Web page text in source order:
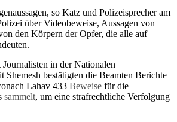
so Katz und Polizeisprecher am
über Videobeweise, Aussagen von
den Körpern der Opfer, die alle auf
in der Nationalen
Shemesh bestätigten die Beamten Berichte
Lahav 433 Beweise für die
sammelt, um eine strafrechtliche Verfolgung